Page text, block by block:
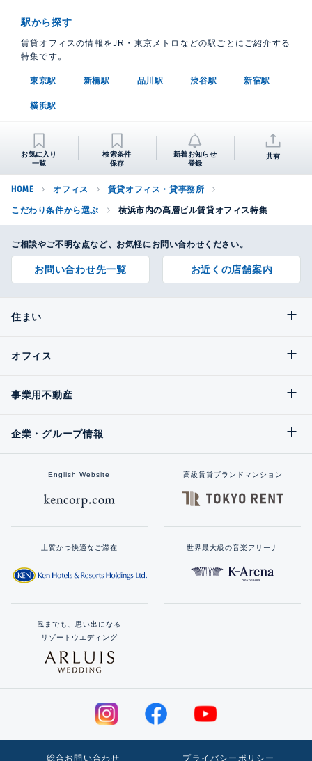
駅から探す
賃貸オフィスの情報をJR・東京メトロなどの駅ごとにご紹介する
特集です。
東京駅 新橋駅 品川駅 渋谷駅 新宿駅
横浜駅
お気に入り
一覧
検索条件
保存
新着お知らせ
登録
共有
HOME オフィス 賃貸オフィス・貸事務所
こだわり条件から選ぶ 横浜市内の高層ビル賃貸オフィス特集
ご相談やご不明な点など、お気軽にお問い合わせください。
お問い合わせ先一覧 お近くの店舗案内
住まい
オフィス
事業用不動産
企業・グループ情報
English Website 高級賃貸ブランドマンション
上質かつ快適なご滞在 世界最大級の音楽アリーナ
風までも、思い出になる
リゾートウエディング
総合お問い合わせ プライバシーポリシー